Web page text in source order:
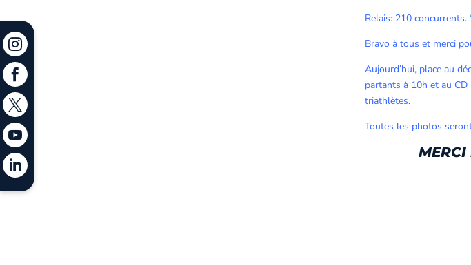
Relais: 210 concurrents.
Bravo à tous et merci
Aujourd’hui, place au
partants à 10h et au CD
triathlètes.
Toutes les photos
MERCI